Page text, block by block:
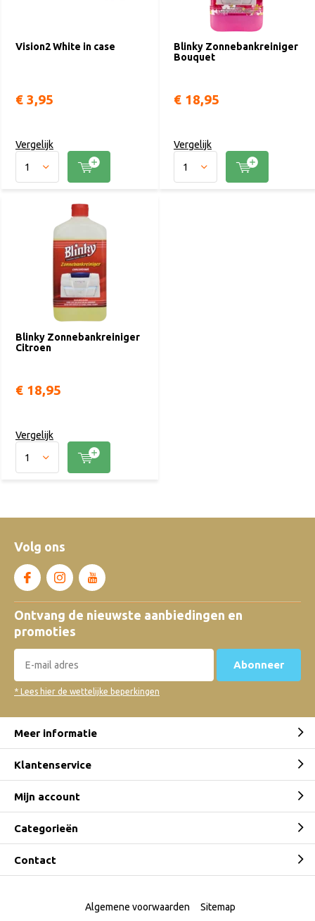
Vision2 White in case
€ 3,95
Vergelijk
Blinky Zonnebankreiniger
Bouquet
€ 18,95
Vergelijk
Blinky Zonnebankreiniger
Citroen
€ 18,95
Vergelijk
Volg ons
Ontvang de nieuwste aanbiedingen en
promoties
Abonneer
* Lees hier de wettelijke beperkingen
Meer informatie
Klantenservice
Mijn account
Categorieën
Contact
Algemene voorwaarden Sitemap